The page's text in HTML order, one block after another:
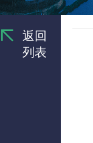
返回
列表